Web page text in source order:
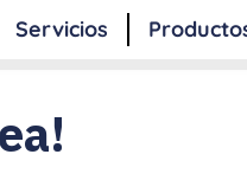
Servicios